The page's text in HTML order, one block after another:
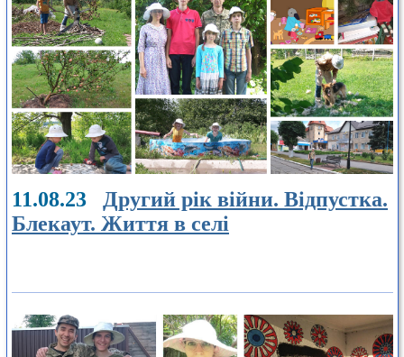
11.08.23 Другий рік війни. Відпустка.
Блекаут. Життя в селі